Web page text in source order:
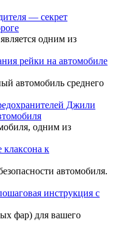
— секрет
одним из
рейки на автомобиле
автомобиль среднего
Джили
одним из
к
автомобиля.
инструкция с
фар) для вашего